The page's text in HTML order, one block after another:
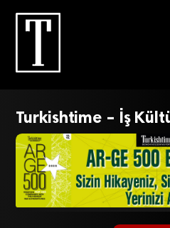
Turkishtime – İş